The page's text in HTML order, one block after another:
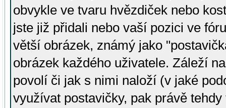
obvykle ve tvaru hvězdiček nebo
jste již přidali nebo vaší pozici ve
větší obrázek, známý jako
obrázek každého uživatele. Záleží
povolí či jak s nimi naloží (v jaké
využívat postavičky, pak právě